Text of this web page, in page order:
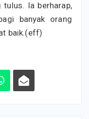
Ia berharap,
banyak orang
baik.(eff)